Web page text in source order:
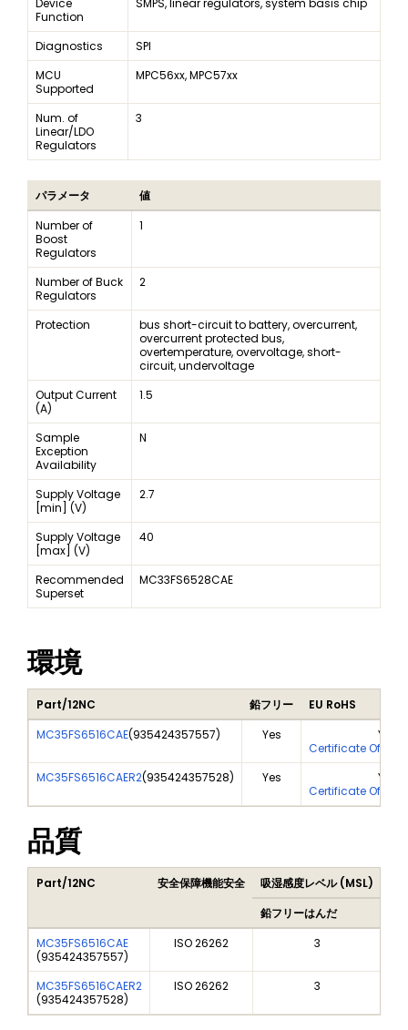
Device
Function
SMPS, linear regulators, system basis chip
Diagnostics
SPI
MCU
Supported
MPC56xx, MPC57xx
Num. of
Linear/LDO
Regulators
3
パラメータ
値
Number of
Boost
Regulators
1
Number of Buck
Regulators
2
Protection
bus short-circuit to battery, overcurrent,
overcurrent protected bus,
overtemperature, overvoltage, short-
circuit, undervoltage
Output Current
(A)
1.5
Sample
Exception
Availability
N
Supply Voltage
[min] (V)
2.7
Supply Voltage
[max] (V)
40
Recommended
Superset
MC33FS6528CAE
環境
Part/12NC 鉛フリー
EU RoHS
MC35FS6516CAE(935424357557) Yes
Yes
Certificate Of
MC35FS6516CAER2(935424357528) Yes
Yes
Certificate Of
品質
Part/12NC 安全保障機能安全 吸湿感度レベル (MSL)
鉛フリーはんだ
MC35FS6516CAE
(935424357557)
ISO 26262 3
MC35FS6516CAER2
(935424357528)
ISO 26262 3